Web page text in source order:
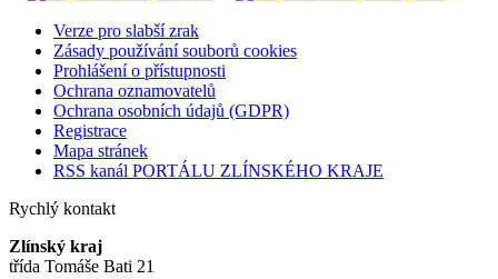
Verze pro slabší zrak
Zásady používání souborů cookies
Prohlášení o přístupnosti
Ochrana oznamovatelů
Ochrana osobních údajů (GDPR)
Registrace
Mapa stránek
RSS kanál PORTÁLU ZLÍNSKÉHO KRAJE
Rychlý kontakt
Zlínský kraj
třída Tomáše Bati 21